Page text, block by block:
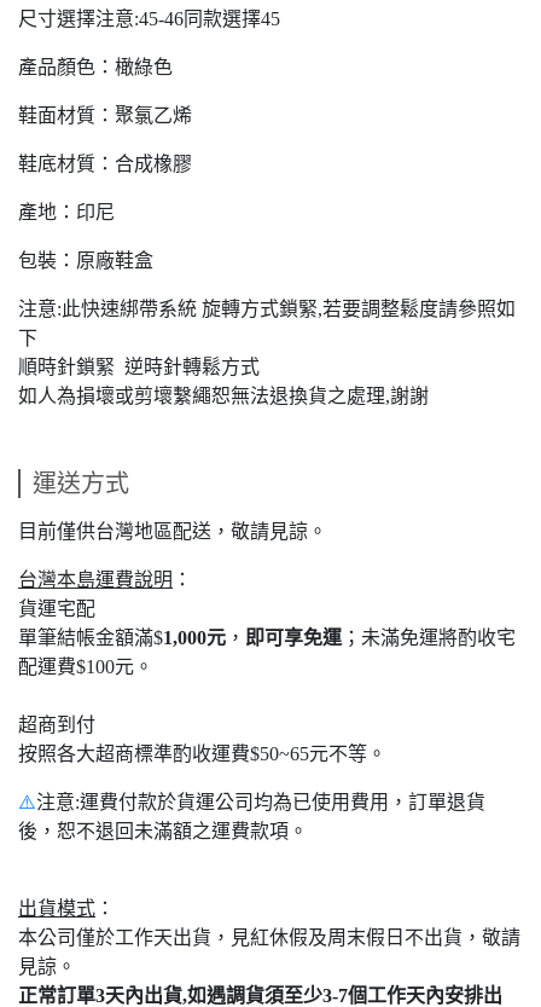
尺寸選擇注意:45-46同款選擇45
產品顏色：橄綠色
鞋面材質：聚氯乙烯
鞋底材質：合成橡膠
產地：印尼
包裝：原廠鞋盒
注意:此快速綁帶系統 旋轉方式鎖緊,若要調整鬆度請參照如
下
順時針鎖緊 逆時針轉鬆方式
如人為損壞或剪壞繫繩恕無法退換貨之處理,謝謝
運送方式
目前僅供台灣地區配送，敬請見諒。
台灣本島運費說明 ：
貨運宅配
單筆結帳金額滿$1,000元 ， 即可享免運 ；未滿免運將酌收宅
配運費$100元。
超商到付
按照各大超商標準酌收運費$50~65元不等。
⚠️注意:運費付款於貨運公司均為已使用費用，訂單退貨
後，恕不退回未滿額之運費款項。
出貨模式 ：
本公司僅於工作天出貨，見紅休假及周末假日不出貨，敬請
見諒。
正常訂單3天內出貨,如遇調貨須至少3-7個工作天內安排出